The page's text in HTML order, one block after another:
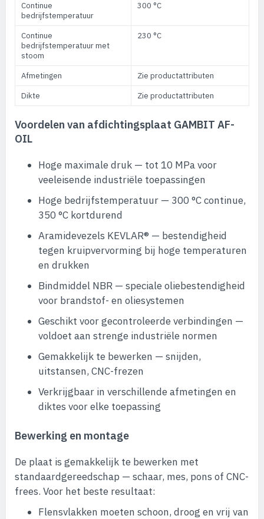
Continue
bedrijfstemperatuur
300 °C
Continue
bedrijfstemperatuur met
stoom
230 °C
Afmetingen
Zie productattributen
Dikte
Zie productattributen
Voordelen van afdichtingsplaat GAMBIT AF-
OIL
Hoge maximale druk — tot 10 MPa voor
veeleisende industriële toepassingen
Hoge bedrijfstemperatuur — 300 °C continue,
350 °C kortdurend
Aramidevezels KEVLAR® — bestendigheid
tegen kruipvervorming bij hoge temperaturen
en drukken
Bindmiddel NBR — speciale oliebestendigheid
voor brandstof- en oliesystemen
Geschikt voor gecontroleerde verbindingen —
voldoet aan strenge industriële normen
Gemakkelijk te bewerken — snijden,
uitstansen, CNC-frezen
Verkrijgbaar in verschillende afmetingen en
diktes voor elke toepassing
Bewerking en montage
De plaat is gemakkelijk te bewerken met
standaardgereedschap — schaar, mes, pons of CNC-
frees. Voor het beste resultaat:
Flensvlakken moeten schoon, droog en vrij van